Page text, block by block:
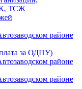
ТСЖ
районе
за ОДПУ)
районе
районе